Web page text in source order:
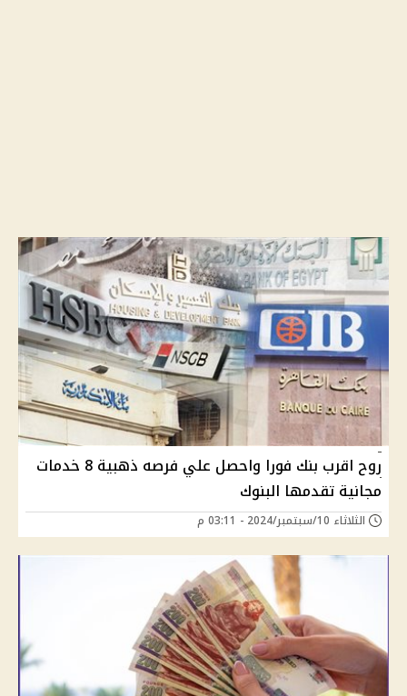
روح اقرب بنك فورا واحصل علي فرصه ذهبية 8 خدمات
مجانية تقدمها البنوك
الثلاثاء 10/سبتمبر/2024 - 03:11 م